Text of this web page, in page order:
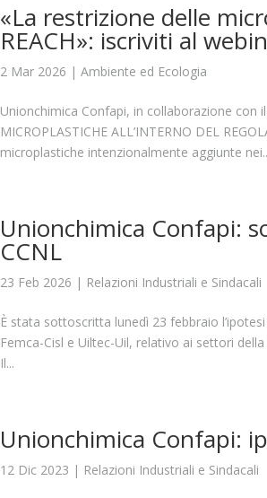
«La restrizione delle
REACH»: iscriviti al
2 Mar 2026 | Ambiente ed Ecologia
Unionchimica Confapi, in collaborazione con
MICROPLASTICHE ALL’INTERNO DEL
microplastiche intenzionalmente aggiunte
Unionchimica Confapi:
CCNL
23 Feb 2026 | Relazioni Industriali e Sindacali
È stata sottoscritta lunedì 23 febbraio
Femca-Cisl e Uiltec-Uil, relativo ai settori
Il...
Unionchimica Confapi:
12 Dic 2023 | Relazioni Industriali e Sindacali